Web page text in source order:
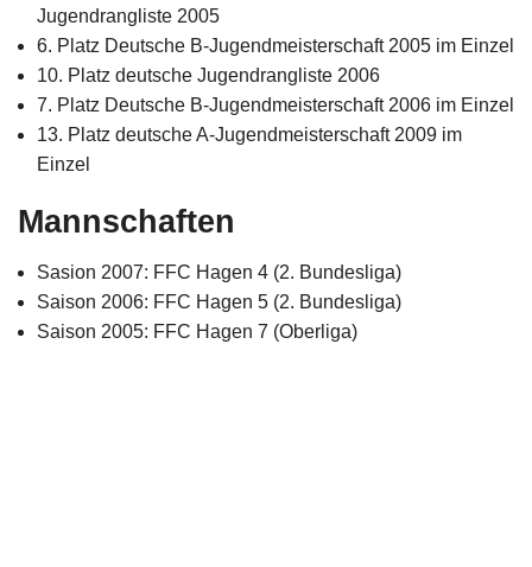
Impressum
Jugendrangliste 2005
6. Platz Deutsche B-Jugendmeisterschaft 2005 im Einzel
10. Platz deutsche Jugendrangliste 2006
7. Platz Deutsche B-Jugendmeisterschaft 2006 im Einzel
13. Platz deutsche A-Jugendmeisterschaft 2009 im
Einzel
Mannschaften
Sasion 2007: FFC Hagen 4 (2. Bundesliga)
Saison 2006: FFC Hagen 5 (2. Bundesliga)
Saison 2005: FFC Hagen 7 (Oberliga)